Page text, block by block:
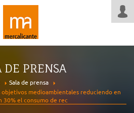
DE PRENSA
Sala de prensa
medioambientales reduciendo en
30% el consumo de rec